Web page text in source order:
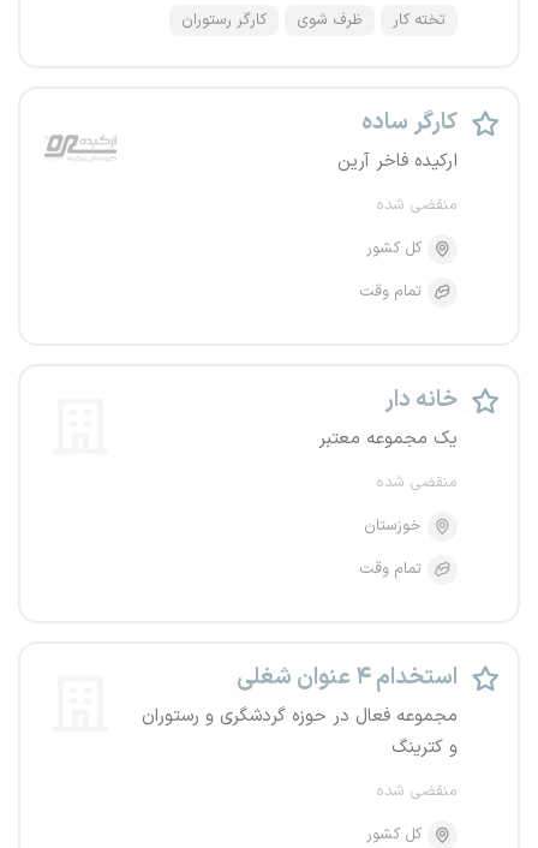
تخته کار ظرف شوی کارگر رستوران
کارگر ساده
ارکیده فاخر آرین
منقضی شده
کل کشور
تمام وقت
خانه دار
یک مجموعه معتبر
منقضی شده
خوزستان
تمام وقت
استخدام ۴ عنوان شغلی
مجموعه فعال در حوزه گردشگری و رستوران
و کترینگ
منقضی شده
کل کشور